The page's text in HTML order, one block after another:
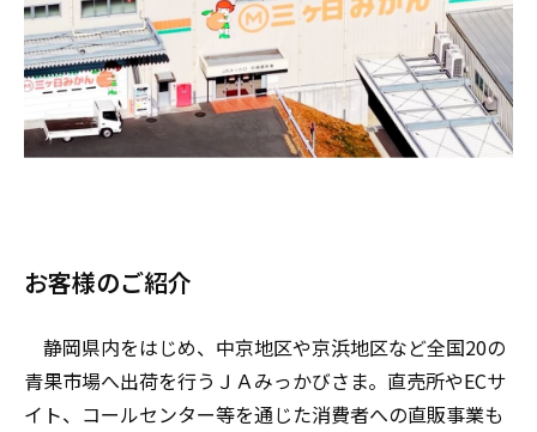
お客様のご紹介
静岡県内をはじめ、中京地区や京浜地区など全国20の
青果市場へ出荷を行うＪＡみっかびさま。直売所やECサ
イト、コールセンター等を通じた消費者への直販事業も